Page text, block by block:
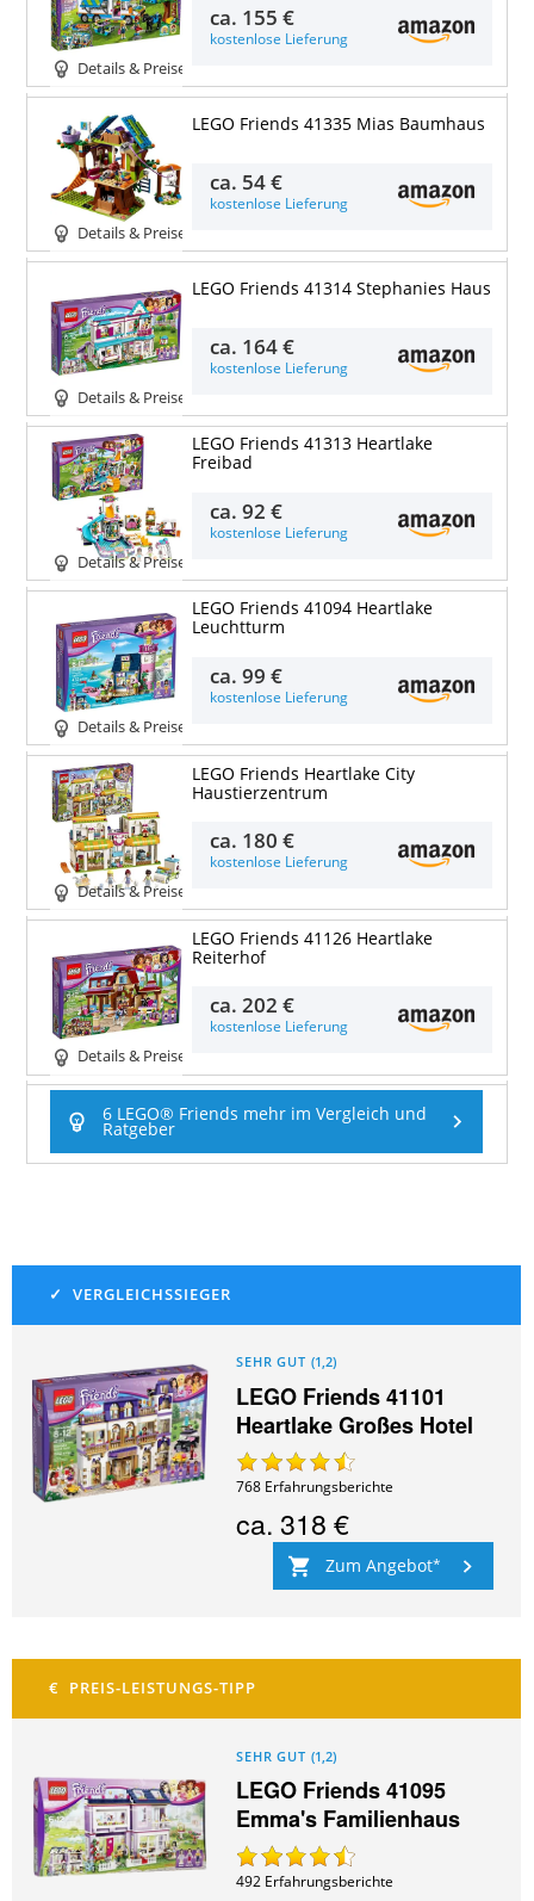
Details & Preise
ca. 155 €
kostenlose Lieferung
Details & Preise
LEGO Friends 41335 Mias Baumhaus
ca. 54 €
kostenlose Lieferung
Details & Preise
LEGO Friends 41314 Stephanies Haus
ca. 164 €
kostenlose Lieferung
Details & Preise
LEGO Friends 41313 Heartlake
Freibad
ca.92 €
kostenlose Lieferung
Details & Preise
LEGO Friends 41094 Heartlake
Leuchtturm
ca.99 €
kostenlose Lieferung
Details & Preise
LEGO Friends Heartlake City
Haustierzentrum
ca. 180 €
kostenlose Lieferung
Details & Preise
LEGO Friends 41126 Heartlake
Reiterhof
ca.202 €
kostenlose Lieferung
6 LEGO® Friends mehr im Vergleich und
Ratgeber
SEHR GUT (1,2)
LEGO Friends 41101
Heartlake Großes Hotel
768 Erfahrungsberichte
ca.318 €
Zum Angebot
SEHR GUT (1,2)
LEGO Friends 41095
Emma's Familienhaus
492 Erfahrungsberichte